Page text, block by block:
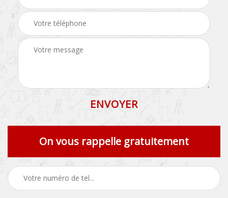
On vous rappelle gratuitement